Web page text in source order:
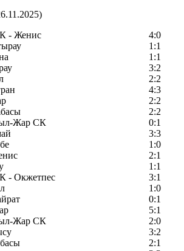
- Женис
4:0
1:1
1:1
3:2
2:2
4:3
2:2
2:2
Жар СК
0:1
3:3
1:0
2:1
1:1
- Окжетпес
3:1
1:0
0:1
5:1
Жар СК
2:0
3:2
2:1